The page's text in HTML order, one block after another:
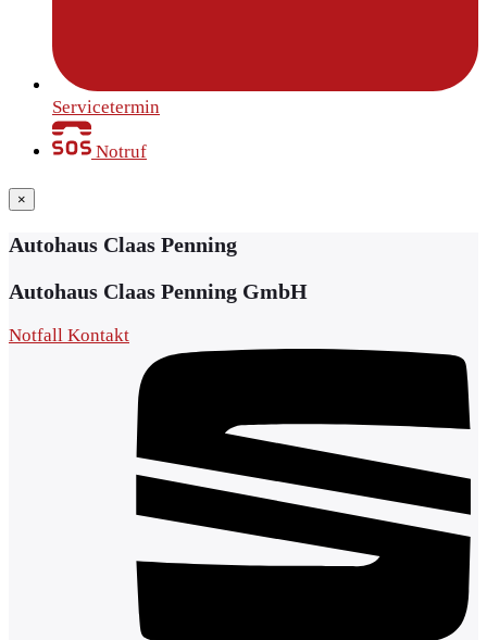
Servicetermin
Notruf
×
Autohaus Claas Penning
Autohaus Claas Penning GmbH
Notfall Kontakt